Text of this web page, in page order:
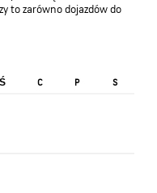
to zarówno dojazdów do
Ś C P S